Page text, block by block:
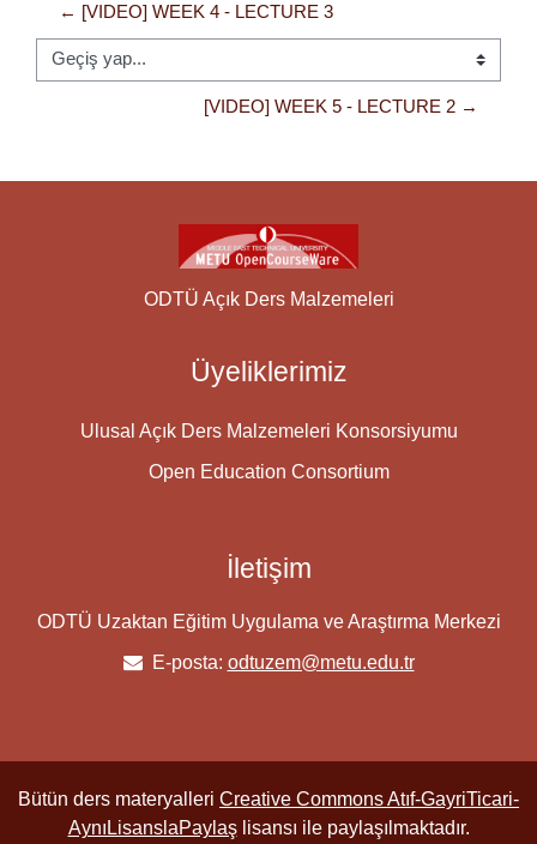
← [VIDEO] WEEK 4 - LECTURE 3
Geçiş yap...
[VIDEO] WEEK 5 - LECTURE 2 →
ODTÜ Açık Ders Malzemeleri
Üyeliklerimiz
Ulusal Açık Ders Malzemeleri Konsorsiyumu
Open Education Consortium
İletişim
ODTÜ Uzaktan Eğitim Uygulama ve Araştırma Merkezi
E-posta: odtuzem@metu.edu.tr
Bütün ders materyalleri Creative Commons Atıf-GayriTicari-
AynıLisanslaPaylaşlisansı ile paylaşılmaktadır.